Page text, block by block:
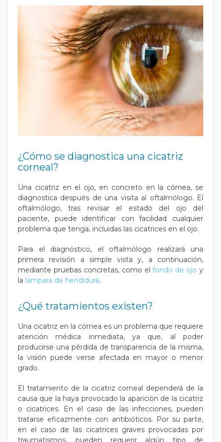
¿Cómo se diagnostica una cicatriz
corneal?
Una cicatriz en el ojo, en concreto en la córnea, se
diagnostica después de una visita al oftalmólogo. El
oftalmólogo, tras revisar el estado del ojo del
paciente, puede identificar con facilidad cualquier
problema que tenga, incluidas las cicatrices en el ojo.
Para el diagnóstico, el oftalmólogo realizará una
primera revisión a simple vista y, a continuación,
mediante pruebas concretas, como elfondo de ojo y
la lámpara de hendidura.
¿Qué tratamientos existen?
Una cicatriz en la córnea es un problema que requiere
atención médica inmediata, ya que, al poder
producirse una pérdida de transparencia de la misma,
la visión puede verse afectada en mayor o menor
grado.
El tratamiento de la cicatriz corneal dependerá de la
causa que la haya provocado la aparición de la cicatriz
o cicatrices. En el caso de las infecciones, pueden
tratarse eficazmente con antibióticos. Por su parte,
en el caso de las cicatrices graves provocadas por
traumatismos, pueden requerir algún tipo de